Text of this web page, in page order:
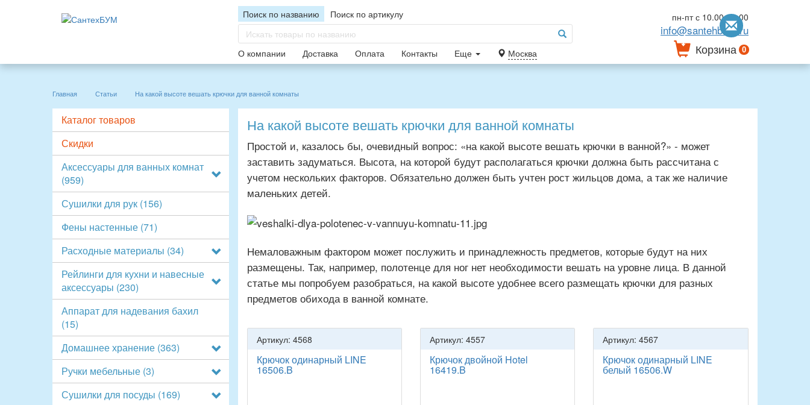
Поиск по названию Поиск по артикулу
О компании Доставка Оплата Контакты Еще Москва
пн-пт с 10.00-18.00
info@santehbum.ru
Корзина 0
Главная Статьи На какой высоте вешать крючки для ванной комнаты
Каталог товаров
Скидки
Аксессуары для ванных комнат
(959)
Сушилки для рук (156)
Фены настенные (71)
Расходные материалы (34)
Рейлинги для кухни и навесные
аксессуары (230)
Аппарат для надевания бахил
(15)
Домашнее хранение (363)
Ручки мебельные (3)
Сушилки для посуды (169)
На какой высоте вешать крючки для ванной комнаты
Простой и, казалось бы, очевидный вопрос: «на какой высоте вешать крючки в ванной?» - может
заставить задуматься. Высота, на которой будут располагаться крючки должна быть рассчитана с
учетом нескольких факторов. Обязательно должен быть учтен рост жильцов дома, а так же наличие
маленьких детей.
Немаловажным фактором может послужить и принадлежность предметов, которые будут на них
размещены. Так, например, полотенце для ног нет необходимости вешать на уровне лица. В данной
статье мы попробуем разобраться, на какой высоте удобнее всего размещать крючки для разных
предметов обихода в ванной комнате.
Артикул: 4568
Крючок одинарный LINE
16506.B
Артикул: 4557
Крючок двойной Hotel
16419.B
Артикул: 4567
Крючок одинарный LINE
белый 16506.W